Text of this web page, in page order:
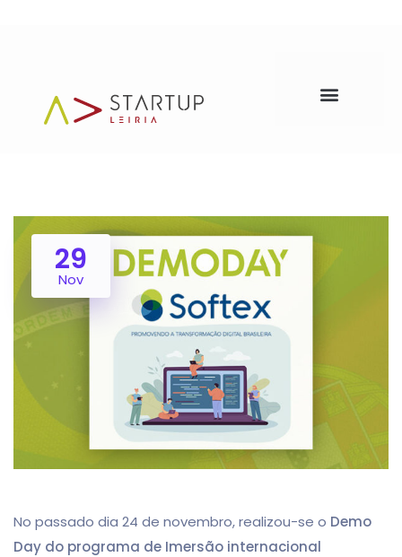
29
Nov
No passado dia 24 de novembro, realizou-se o Demo
Day do programa de Imersão internacional